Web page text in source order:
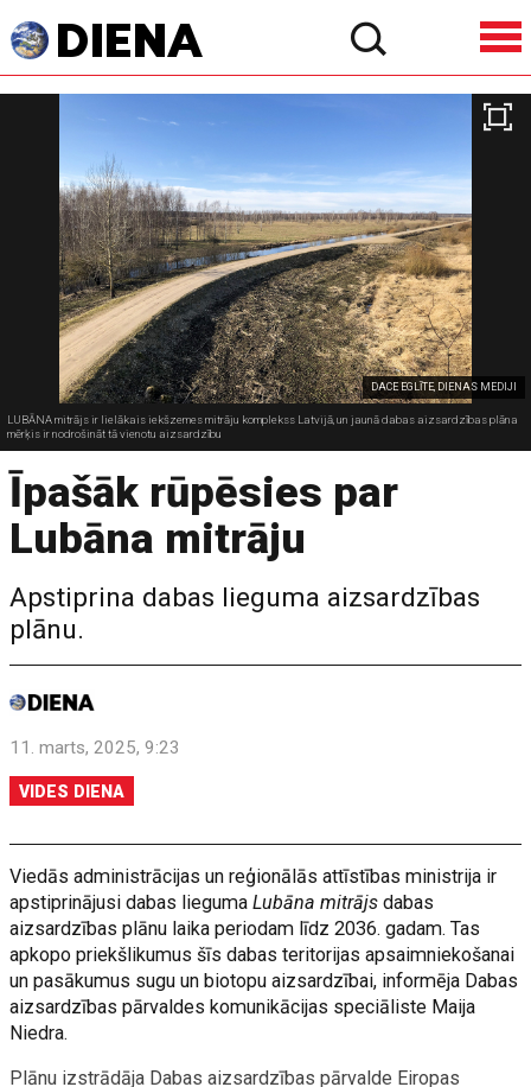
DACE EGLĪTE, DIENAS MEDIJI
LUBĀNA mitrājs ir lielākais iekšzemes mitrāju komplekss Latvijā, un jaunā dabas aizsardzības plāna
mērķis ir nodrošināt tā vienotu aizsardzību
Īpašāk rūpēsies par
Lubāna mitrāju
Apstiprina dabas lieguma aizsardzības
plānu.
11. marts, 2025, 9:23
VIDES DIENA
Viedās administrācijas un reģionālās attīstības ministrija ir
apstiprinājusi dabas liegumaLubāna mitrājs dabas
aizsardzības plānu laika periodam līdz 2036. gadam. Tas
apkopo priekšlikumus šīs dabas teritorijas apsaimniekošanai
un pasākumus sugu un biotopu aizsardzībai, informēja Dabas
aizsardzības pārvaldes komunikācijas speciāliste Maija
Niedra.
Plānu izstrādāja Dabas aizsardzības pārvalde Eiropas